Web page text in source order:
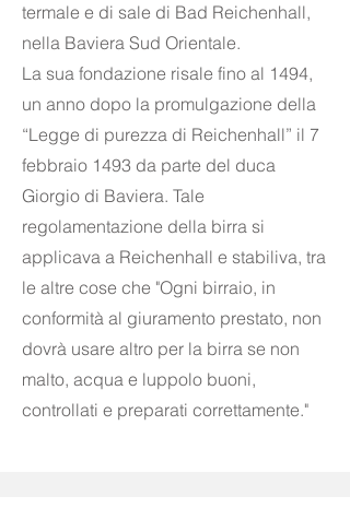
termale e di sale di Bad Reichenhall,
nella Baviera Sud Orientale.
La sua fondazione risale fino al 1494,
un anno dopo la promulgazione della
“Legge di purezza di Reichenhall” il 7
febbraio 1493 da parte del duca
Giorgio di Baviera. Tale
regolamentazione della birra si
applicava a Reichenhall e stabiliva, tra
le altre cose che "Ogni birraio, in
conformità al giuramento prestato, non
dovrà usare altro per la birra se non
malto, acqua e luppolo buoni,
controllati e preparati correttamente."